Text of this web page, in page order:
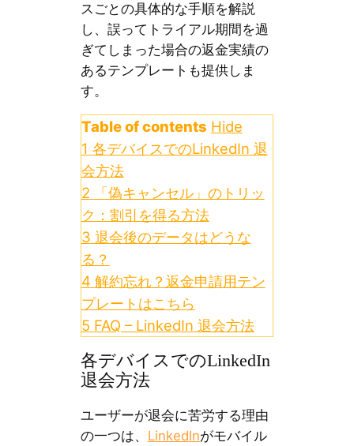
スごとの具体的な手順を解説
し、誤ってトライアル期間を過
ぎてしまった場合の返金実績の
あるテンプレートも提供しま
す。
Table of contents Hide
1 各デバイスでのLinkedIn 退
会方法
2
「偽キャンセル」のトリッ
ク：割引を得る方法
3 退会後のデータはどうな
る？
4 解約忘れ？返金申請用テン
プレートはこちら
5 FAQ – LinkedIn 退会方法
各デバイスでのLinkedIn
退会方法
ユーザーが退会に苦労する理由
の一つは、 LinkedInがモバイル